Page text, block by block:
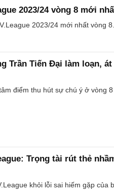
2023/24 vòng 8 mới
2023/24 mới nhất vòng 8.
Trần Tiến Đại làm loạn,
điểm thu hút sự chú ý ở vòng 8
Trọng tài rút thẻ
khỏi lỗi sai hiếm gặp của